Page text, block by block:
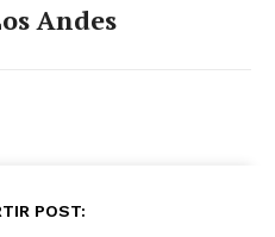
Andes
POST: